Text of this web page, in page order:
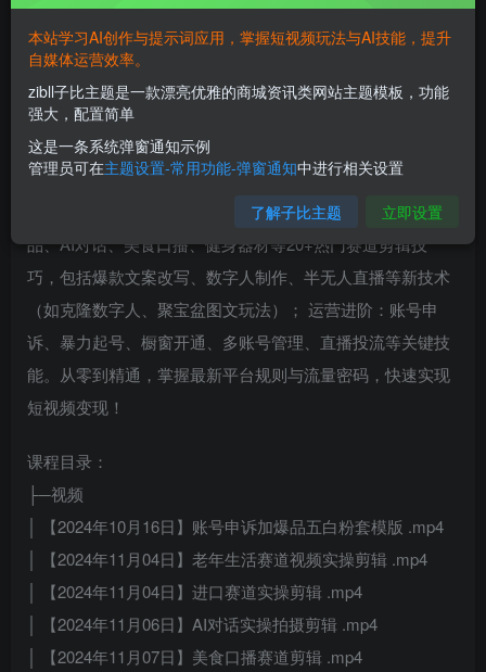
本课程聚焦短视频运营全链路实战，涵盖视频号、快手、抖
音三大平台核心玩法：剪辑实操：覆盖老年生活、进口商
品、AI对话、美食口播、健身器材等20+热门赛道剪辑技
巧，包括爆款文案改写、数字人制作、半无人直播等新技术
（如克隆数字人、聚宝盆图文玩法）； 运营进阶：账号申
诉、暴力起号、橱窗开通、多账号管理、直播投流等关键技
能。从零到精通，掌握最新平台规则与流量密码，快速实现
短视频变现！
课程目录：
├─视频
│ 【2024年10月16日】账号申诉加爆品五白粉套模版 .mp4
│ 【2024年11月04日】老年生活赛道视频实操剪辑 .mp4
│ 【2024年11月04日】进口赛道实操剪辑 .mp4
│ 【2024年11月06日】AI对话实操拍摄剪辑 .mp4
│ 【2024年11月07日】美食口播赛道剪辑 .mp4
本站学习AI创作与提示词应用，掌握短视频玩法与AI技能，提升
自媒体运营效率。
zibll子比主题是一款漂亮优雅的商城资讯类网站主题模板，功能
强大，配置简单
这是一条系统弹窗通知示例
管理员可在主题设置-常用功能-弹窗通知中进行相关设置
了解子比主题 立即设置